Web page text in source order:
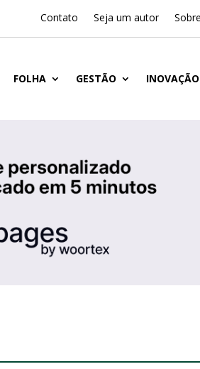
Contato Seja um autor Sobre
FOLHA GESTÃO INOVAÇÃO